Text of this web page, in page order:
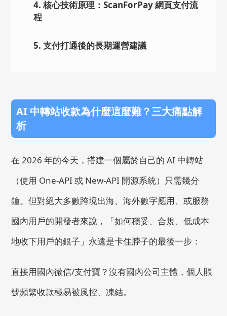
4. 核心技術原理：ScanForPay 網頁支付流
程
5. 支付打通後的長期運營建議
AI 中轉站收款為什麼這麼難？三大痛點解
析
在 2026 年的今天，搭建一個屬於自己的 AI 中轉站
（使用 One-API 或 New-API 開源系統）只需幾分
鐘。但對絕大多數跨境出海、海外數字應用、或服務
國內用戶的開發者來說，「如何穩妥、合規、低成本
地收下用戶的銀子」永遠是卡住脖子的最後一步：
直接用國內微信/支付寶？沒有國內公司主體，個人賬
號頻繁收款極易被風控、凍結。